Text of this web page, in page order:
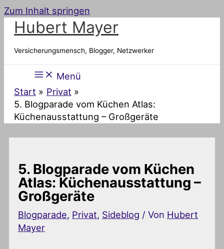
Zum Inhalt springen
Hubert Mayer
Versicherungsmensch, Blogger, Netzwerker
Menü
Start
Privat
5. Blogparade vom Küchen Atlas:
Küchenausstattung – Großgeräte
5. Blogparade vom Küchen
Atlas: Küchenausstattung –
Großgeräte
Blogparade, Privat, Sideblog / Von Hubert
Mayer